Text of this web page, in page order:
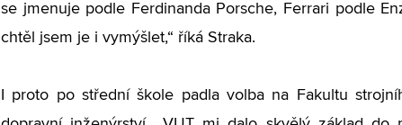
se jmenuje podle Ferdinanda Porsche, Ferrari podle
chtěl jsem je i vymýšlet,“ říká Straka.
I proto po střední škole padla volba na Fakultu